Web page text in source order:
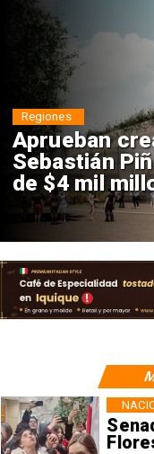
Aprueban
Sebastián
de $4 mil
Regiones